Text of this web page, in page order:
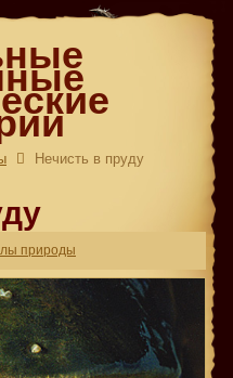
Нечисть в пруду
природы